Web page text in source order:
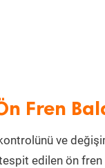
Fren
ve
edilen ön fren